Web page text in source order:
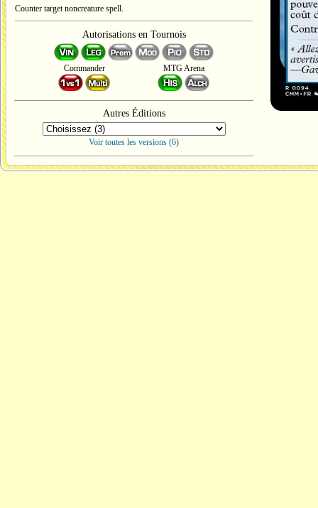
Counter target noncreature spell.
Autorisations en Tournois
Commander MTG Arena
Autres Éditions
Voir toutes les versions (6)